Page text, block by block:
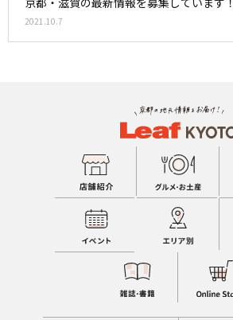
2021.10.7